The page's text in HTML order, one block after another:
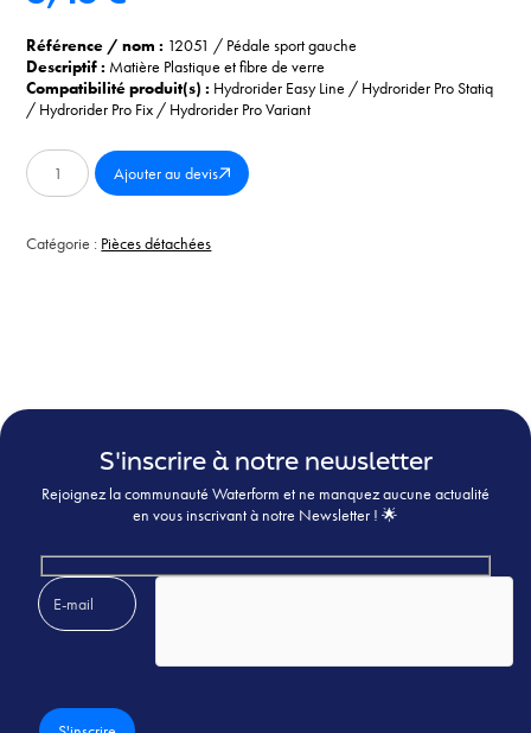
Référence / nom : 12051 / Pédale sport gauche
Descriptif : Matière Plastique et fibre de verre
Compatibilité produit(s) : Hydrorider Easy Line / Hydrorider Pro Statiq
/ Hydrorider Pro Fix / Hydrorider Pro Variant
quantité
de
sport
Ajouter au devis
Catégorie : Pièces détachées
S'inscrire à notre newsletter
Rejoignez la communauté Waterform et ne manquez aucune actualité
en vous inscrivant à notre Newsletter ! 🌟
Veuillez laisser ce champ vide.